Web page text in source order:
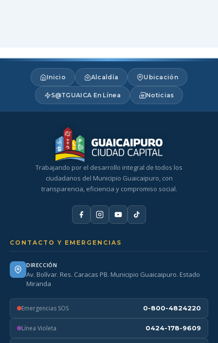
Inicio Alcaldía Ubicación
S@TGUAICA En Línea Noticias
Trabajando por el desarrollo integral de todos los
ciudadanos del Municipio Guaicaipuro, con
transparencia, eficiencia y compromiso social.
CONTACTO Y EMERGENCIAS
DIRECCIÓN
Av. Bolívar. Res. Caracas PB. Municipio Guaicaipuro. Estado
Miranda
Emergencias SOS 0-800-4824220
Línea Violeta 0424-178-9609